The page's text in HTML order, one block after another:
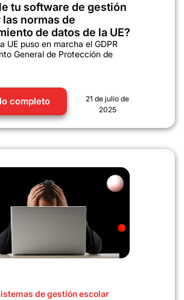
tu software de gestión
normas de
de datos de la UE?
UE puso en marcha el GDPR
General de Protección de
completo
21 de julio de
2025
de gestión escolar